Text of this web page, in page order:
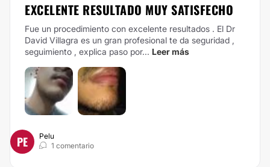
EXCELENTE RESULTADO MUY SATISFECHO
Fue un procedimiento con excelente resultados . El Dr
David Villagra es un gran profesional te da seguridad ,
seguimiento , explica paso por... Leer más
PE
Pelu
1 comentario